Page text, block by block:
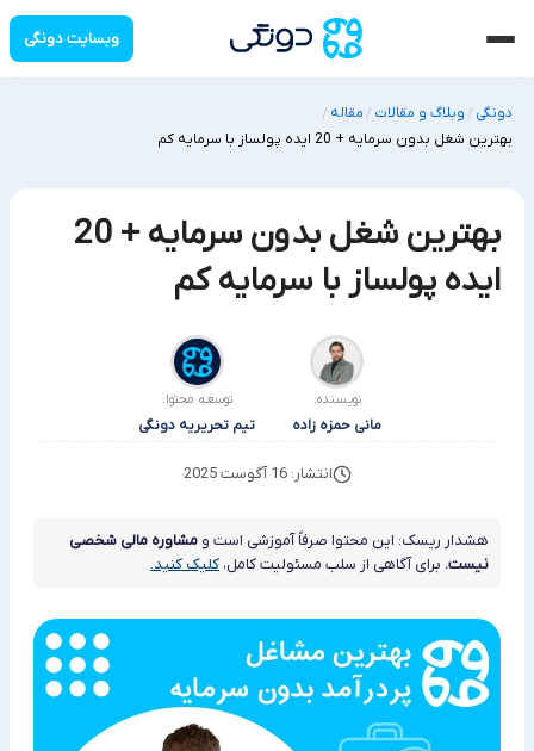
وبسایت دونگی
دونگی /وبلاگ و مقالات /مقاله /
بهترین شغل بدون سرمایه + 20 ایده پولساز با سرمایه کم
بهترین شغل بدون سرمایه + 20
ایده پولساز با سرمایه کم
نویسنده:
مانی حمزه زاده
توسعه محتوا:
تیم تحریریه دونگی
انتشار: 16 آگوست 2025
هشدار ریسک: این محتوا صرفاً آموزشی است و مشاوره مالی شخصی
نیست. برای آگاهی از سلب مسئولیت کامل، کلیک کنید.